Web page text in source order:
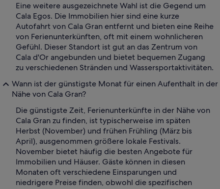
Eine weitere ausgezeichnete Wahl ist die Gegend um
Cala Egos. Die Immobilien hier sind eine kurze
Autofahrt von Cala Gran entfernt und bieten eine Reihe
von Ferienunterkünften, oft mit einem wohnlicheren
Gefühl. Dieser Standort ist gut an das Zentrum von
Cala d'Or angebunden und bietet bequemen Zugang
zu verschiedenen Stränden und Wassersportaktivitäten.
Wann ist der günstigste Monat für einen Aufenthalt in der
Nähe von Cala Gran?
Die günstigste Zeit, Ferienunterkünfte in der Nähe von
Cala Gran zu finden, ist typischerweise im späten
Herbst (November) und frühen Frühling (März bis
April), ausgenommen größere lokale Festivals.
November bietet häufig die besten Angebote für
Immobilien und Häuser. Gäste können in diesen
Monaten oft verschiedene Einsparungen und
niedrigere Preise finden, obwohl die spezifischen